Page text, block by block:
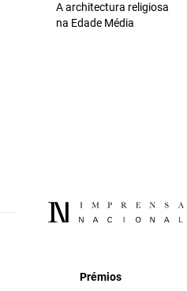
A architectura religiosa
na Edade Média
Prémios